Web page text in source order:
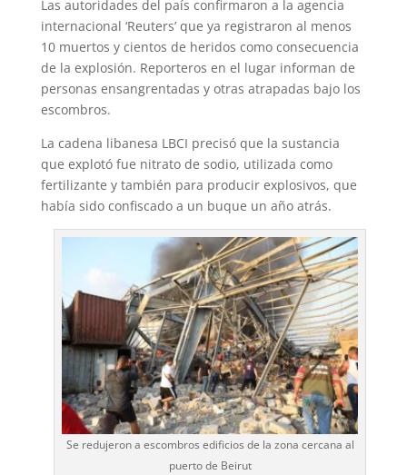
Las autoridades del país confirmaron a la agencia
internacional ‘Reuters’ que ya registraron al menos
10 muertos y cientos de heridos como consecuencia
de la explosión. Reporteros en el lugar informan de
personas ensangrentadas y otras atrapadas bajo los
escombros.
La cadena libanesa LBCI precisó que la sustancia
que explotó fue nitrato de sodio, utilizada como
fertilizante y también para producir explosivos, que
había sido confiscado a un buque un año atrás.
Se redujeron a escombros edificios de la zona cercana al
puerto de Beirut